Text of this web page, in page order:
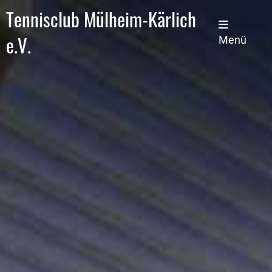
Tennisclub Mülheim-Kärlich
e.V.
Menü